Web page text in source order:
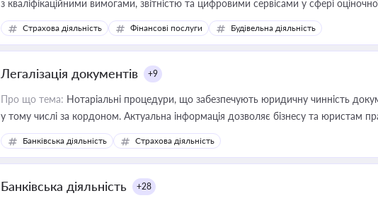
з кваліфікаційними вимогами, звітністю та цифровими сервісами у сфері
медійних змін у цій сфері корисне для власника бізнесу, керівника, юриста або
приватизації, оренди державного майна, корпоративних угод і перевірки статусу
Страхова діяльність Фінансові послуги Будівельна діяльність
Легалізація документів +9
Про що тема: Нотаріальні процедури, що забезпечують юридичну чинність
у тому числі за кордоном. Актуальна інформація дозволяє бізнесу та юристам
ризиків недійсності та забезпечувати їх належне прийняття органами влади та
Банківська діяльність Страхова діяльність
Банківська діяльність +28